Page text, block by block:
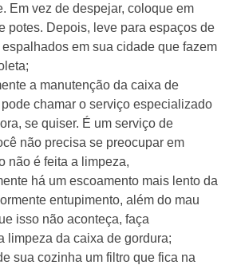
Em vez de despejar, coloque em
potes. Depois, leve para espaços de
em sua cidade que fazem
a manutenção da caixa de
chamar o serviço especializado
se quiser. É um serviço de
não precisa se preocupar em
não é feita a limpeza,
há um escoamento mais lento da
entupimento, além do mau
isso não aconteça, faça
limpeza da caixa de gordura;
sua cozinha um filtro que fica na